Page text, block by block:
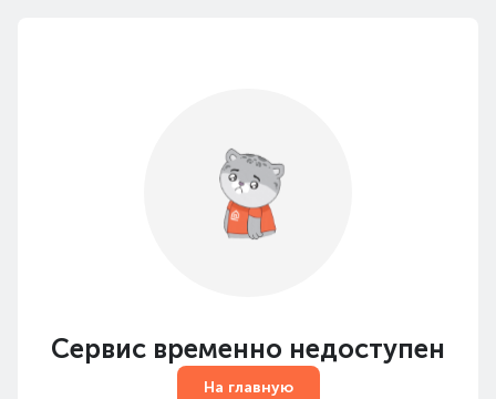
Сервис временно недоступен
На главную